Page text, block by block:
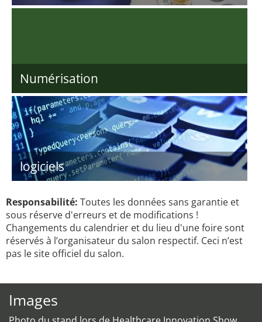
Numérisation
logiciels
Responsabilité: Toutes les données sans garantie et
sous réserve d'erreurs et de modifications !
Changements du calendrier et du lieu d'une foire sont
réservés à l’organisateur du salon respectif. Ceci n’est
pas le site officiel du salon.
Images